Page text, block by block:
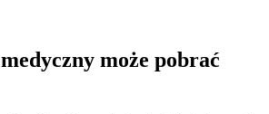
może pobrać